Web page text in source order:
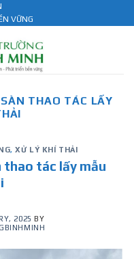
VỮNG
THAO TÁC LẤY
,XỬ LÝ KHÍ THẢI
thao tác lấy mẫu
2025 BY